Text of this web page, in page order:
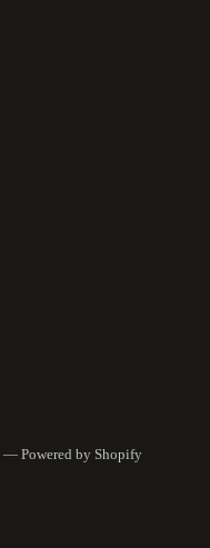
— Powered by Shopify